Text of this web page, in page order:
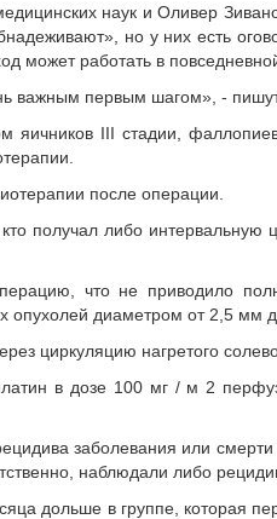
наук и Оливер
но у них есть
может работать в
важным первым шагом», -
III стадии,
после операции.
получал либо
что не приводило
опухолей диаметром от 2,5 мм
циркуляцию нагретого
в дозе 100 мг / м 2
заболевания или
наблюдали либо
дольше в группе, которая